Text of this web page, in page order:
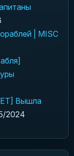
| MISC
Вышла
2024